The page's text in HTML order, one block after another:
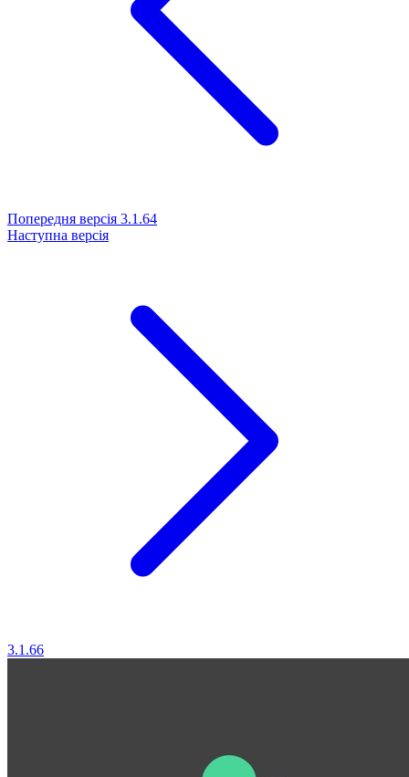
Попередня версія 3.1.64
Наступна версія
3.1.66